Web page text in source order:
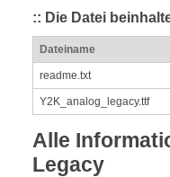
:: Die Datei
Dateiname
readme.txt
Y2K_analog_legacy.ttf
Alle
Legacy